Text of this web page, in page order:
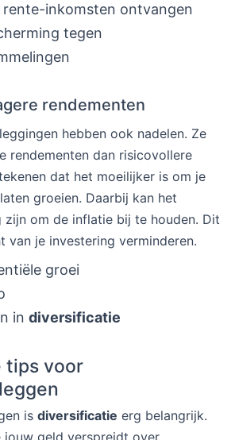
rente-inkomsten ontvangen
tegen
rendementen
hebben ook nadelen. Ze
rendementen dan risicovollere
dat het moeilijker is om je
groeien. Daarbij kan het
zijn om de inflatie bij te houden. Dit
van je investering verminderen.
groei
in diversificatie
tips voor
is diversificatie erg belangrijk.